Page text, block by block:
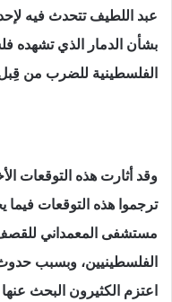
عبد اللطيف تتحدث فيه
بشأن الدمار الذي
الفلسطينية للضرب من قِبل
وقد أثارت هذه التوقعات
ترجموا هذه التوقعات
مستشفى المعمداني للقصف
الفلسطينيين، وبسبب حدوث
اعتزم الكثيرون البحث